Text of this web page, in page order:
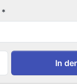
Haken für
In